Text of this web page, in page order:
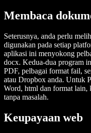
Membaca
Seterusnya, anda perlu
digunakan pada setiap
aplikasi ini menyokong
docx. Kedua-dua program
PDF, pelbagai format fail,
atau Dropbox anda. Untuk
Word, html dan format lain,
tanpa masalah.
Keupayaan web